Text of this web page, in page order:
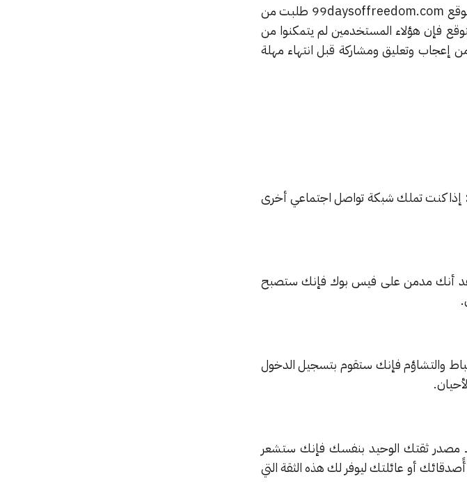
فقد قام الباحثون بأخذ بعض البيانات من دراسة أجريت من قبل موقع 99daysoffreedom.com طلبت من
بوك لمدة 99 يوماً، وكما هو متوقع فإن هؤلاء المستخدمين لم يتمكنوا من
إعجاب وتعليق ومشاركة قبل انتهاء مهلة
إذا كنت تملك شبكة تواصل اجتماعي أخرى
أنك مدمن على فيس بوك فإنك ستصبح
والتشاؤم فإنك ستقوم بتسجيل الدخول
مصدر ثقتك الوحيد بنفسك فإنك ستشعر
أو عائلتك ليوفر لك هذه الثقة التي